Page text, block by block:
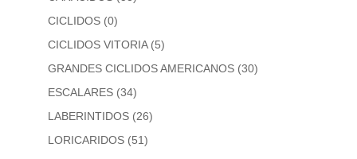
CICLIDOS (0)
CICLIDOS VITORIA (5)
GRANDES CICLIDOS AMERICANOS (30)
ESCALARES (34)
LABERINTIDOS (26)
LORICARIDOS (51)